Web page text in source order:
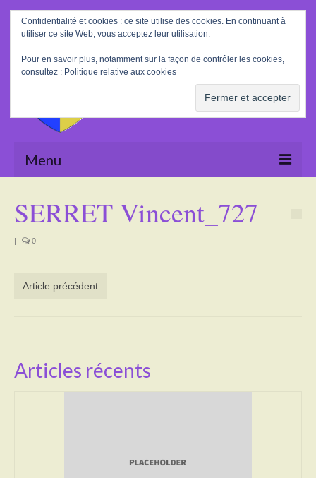
Rechercher
:
Menu
La Mairie
Tourisme
Poésie
Démarches administratives
SERRET Vincent_727
| 0
Article précédent
Articles récents
Confidentialité et cookies : ce site utilise des cookies. En continuant à
utiliser ce site Web, vous acceptez leur utilisation.
Pour en savoir plus, notamment sur la façon de contrôler les cookies,
consultez : Politique relative aux cookies